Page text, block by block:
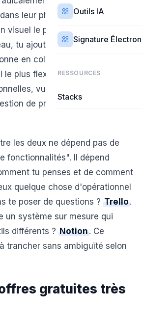
Outils IA
Signature
RESSOURCES
Stacks
leur philosophie.Trello
visuel le plus simple du marché
tu ajoutes des cartes, tu les
en colonne.
le plus flexible qui existe : bases
vues multiples, wiki,
de projet — tout dans un
les deux ne dépend pas de
fonctionnalités". Il dépend
tu penses et de comment
quelque chose d'opérationnel
te poser de questions ? Trello.
un système sur mesure qui
différents ? Notion. Ce
trancher sans ambiguïté selon
gratuites très